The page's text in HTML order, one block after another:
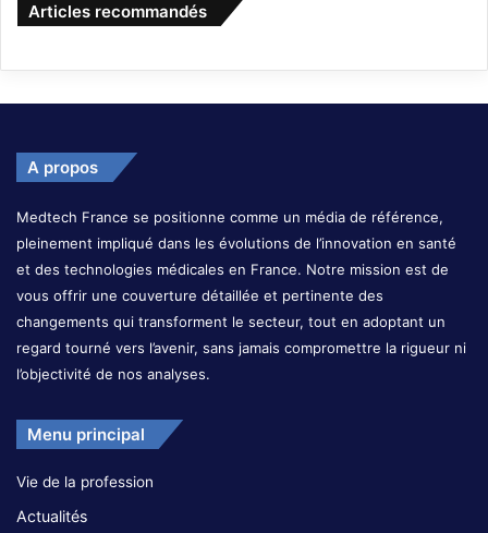
Articles recommandés
A propos
Medtech France se positionne comme un média de référence,
pleinement impliqué dans les évolutions de l’innovation en santé
et des technologies médicales en France. Notre mission est de
vous offrir une couverture détaillée et pertinente des
changements qui transforment le secteur, tout en adoptant un
regard tourné vers l’avenir, sans jamais compromettre la rigueur ni
l’objectivité de nos analyses.
Menu principal
Vie de la profession
Actualités